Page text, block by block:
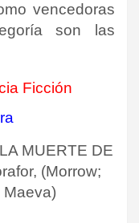
vencedoras
son las
Ficción
MUERTE DE
(Morrow;